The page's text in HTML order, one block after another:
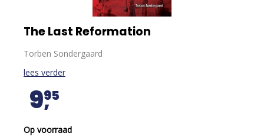
The Last Reformation
Torben Sondergaard
lees verder
995
Op voorraad